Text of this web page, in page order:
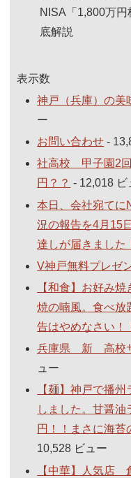
NISA「1,800万
底解説
表示数
神戸（兵庫）の美
ー
お問い合わせ -
社高校 甲子園2
円？？ - 12,018 ビ
本日、会社宛てに
況の報告を4月15
達しが届きました
V神戸無料プレゼ
【和食】お好み
焼の喃風。食べ放
告はやめなさい！
兵庫県 新 高校サ
ュー
【麺】神戸で播
しました。甘醤
円！！まさに海苔
10,528 ビュー
【中華】人気店